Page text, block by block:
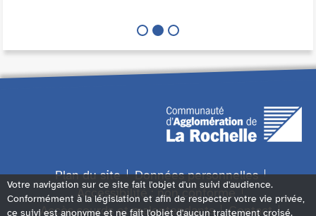
Plan du site
Données personnelles
Accessibilité : non conforme
Accès sourds et malentendants
Contact
Votre navigation sur ce site fait l'objet d'un suivi d'audience.
Conformément à la législation et afin de respecter votre vie privée,
ce suivi est anonyme et ne fait l'objet d'aucun traitement croisé.